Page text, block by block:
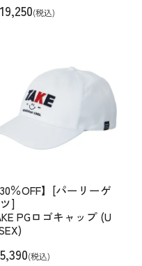
19,250(税込)
30％OFF】[パーリーゲ
]
PGロゴキャップ (U
5,390(税込)